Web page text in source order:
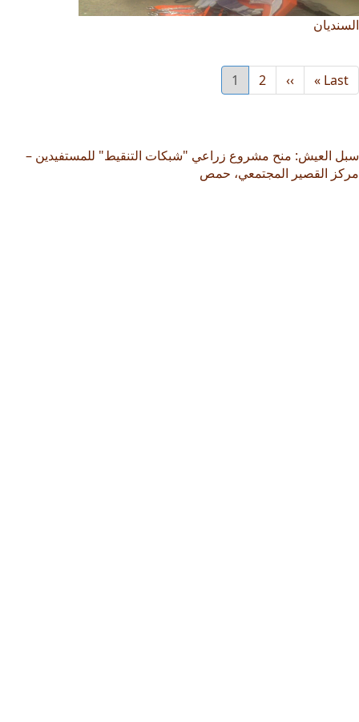
السنديان
Current
page
1
الصفحة
2 Next
page
››
Last
page
Last »
سبل العيش: منح مشروع زراعي "شبكات التنقيط" للمستفيدين –
مركز القصير المجتمعي، حمص